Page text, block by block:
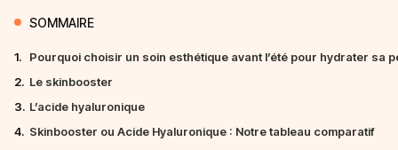
SOMMAIRE
1.
Pourquoi choisir un soin esthétique avant l’été pour hydrater sa
2. Le skinbooster
3. L’acide hyaluronique
4. Skinbooster ou Acide Hyaluronique : Notre tableau comparatif